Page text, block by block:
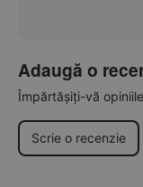
Adaugă o
Împărtășiți-vă
Scrie o recenzie